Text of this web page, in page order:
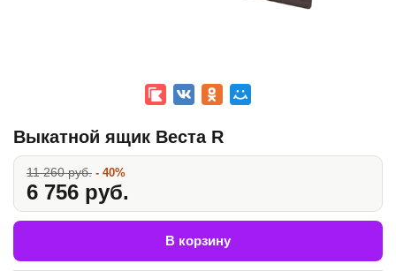
Выкатной ящик Веста R
11 260 руб. - 40%
6 756 руб.
В корзину